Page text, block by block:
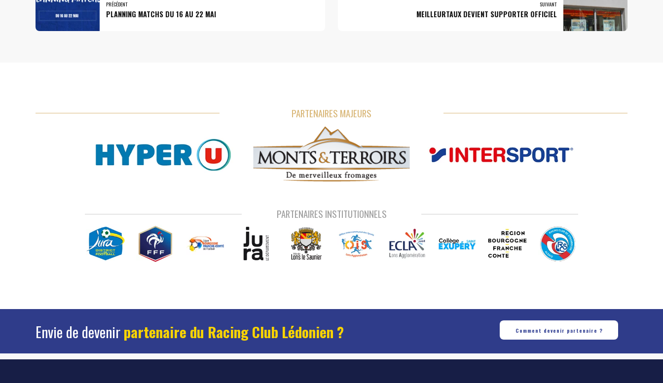
PRÉCÉDENT
PLANNING MATCHS DU 16 AU 22 MAI
SUIVANT
MEILLEURTAUX DEVIENT SUPPORTER OFFICIEL
PARTENAIRES MAJEURS
PARTENAIRES INSTITUTIONNELS
Envie de devenirpartenaire du Racing Club Lédonien ? Comment devenir partenaire ?